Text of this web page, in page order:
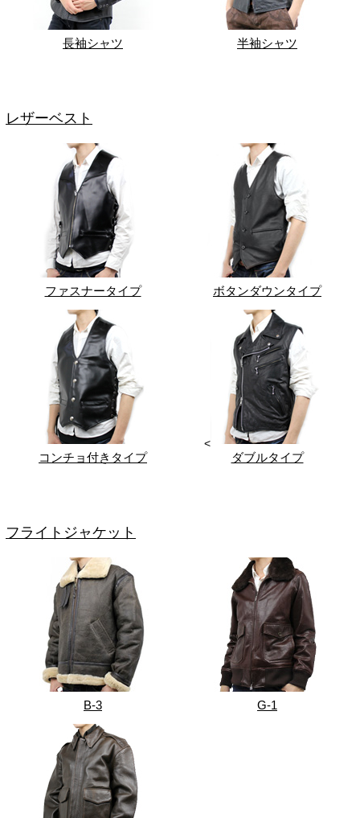
長袖シャツ 半袖シャツ
レザーベスト
ファスナータイプ ボタンダウンタイプ
コンチョ付きタイプ
<
ダブルタイプ
フライトジャケット
B-3 G-1